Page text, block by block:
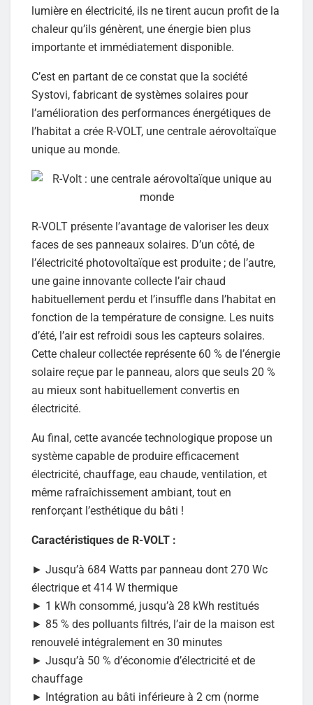
lumière en électricité, ils ne tirent aucun profit de la
chaleur qu’ils génèrent, une énergie bien plus
importante et immédiatement disponible.
C’est en partant de ce constat que la société
Systovi, fabricant de systèmes solaires pour
l’amélioration des performances énergétiques de
l’habitat a crée R-VOLT, une centrale aérovoltaïque
unique au monde.
R-VOLT présente l’avantage de valoriser les deux
faces de ses panneaux solaires. D’un côté, de
l’électricité photovoltaïque est produite ; de l’autre,
une gaine innovante collecte l’air chaud
habituellement perdu et l’insuffle dans l’habitat en
fonction de la température de consigne. Les nuits
d’été, l’air est refroidi sous les capteurs solaires.
Cette chaleur collectée représente 60 % de l’énergie
solaire reçue par le panneau, alors que seuls 20 %
au mieux sont habituellement convertis en
électricité.
Au final, cette avancée technologique propose un
système capable de produire efficacement
électricité, chauffage, eau chaude, ventilation, et
même rafraîchissement ambiant, tout en
renforçant l’esthétique du bâti !
Caractéristiques de R-VOLT :
► Jusqu’à 684 Watts par panneau dont 270 Wc
électrique et 414 W thermique
► 1 kWh consommé, jusqu’à 28 kWh restitués
► 85 % des polluants filtrés, l’air de la maison est
renouvelé intégralement en 30 minutes
► Jusqu’à 50 % d’économie d’électricité et de
chauffage
► Intégration au bâti inférieure à 2 cm (norme